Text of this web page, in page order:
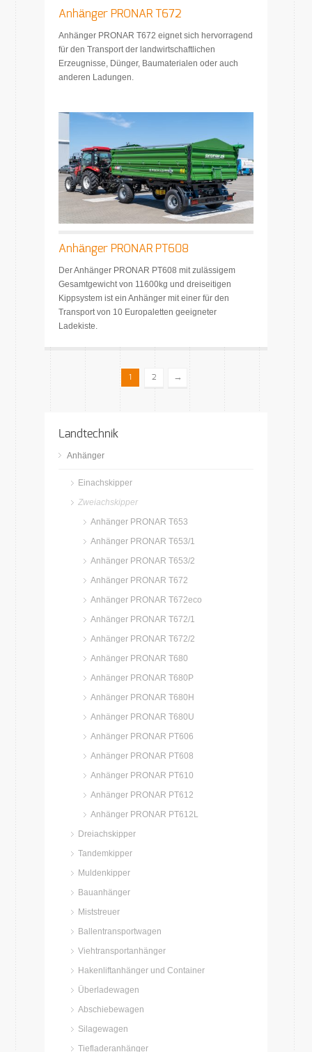
Anhänger PRONAR T672
Anhänger PRONAR T672 eignet sich hervorragend
für den Transport der landwirtschaftlichen
Erzeugnisse, Dünger, Baumaterialen oder auch
anderen Ladungen.
Anhänger PRONAR PT608
Der Anhänger PRONAR PT608 mit zulässigem
Gesamtgewicht von 11600kg und dreiseitigen
Kippsystem ist ein Anhänger mit einer für den
Transport von 10 Europaletten geeigneter
Ladekiste.
1 2 →
Landtechnik
Anhänger
Einachskipper
Zweiachskipper
Anhänger PRONAR T653
Anhänger PRONAR T653/1
Anhänger PRONAR T653/2
Anhänger PRONAR T672
Anhänger PRONAR T672eco
Anhänger PRONAR T672/1
Anhänger PRONAR T672/2
Anhänger PRONAR T680
Anhänger PRONAR T680P
Anhänger PRONAR T680H
Anhänger PRONAR T680U
Anhänger PRONAR PT606
Anhänger PRONAR PT608
Anhänger PRONAR PT610
Anhänger PRONAR PT612
Anhänger PRONAR PT612L
Dreiachskipper
Tandemkipper
Muldenkipper
Bauanhänger
Miststreuer
Ballentransportwagen
Viehtransportanhänger
Hakenliftanhänger und Container
Überladewagen
Abschiebewagen
Silagewagen
Tiefladeranhänger